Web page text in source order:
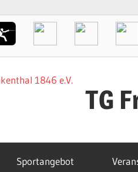
TG
Sportangebot